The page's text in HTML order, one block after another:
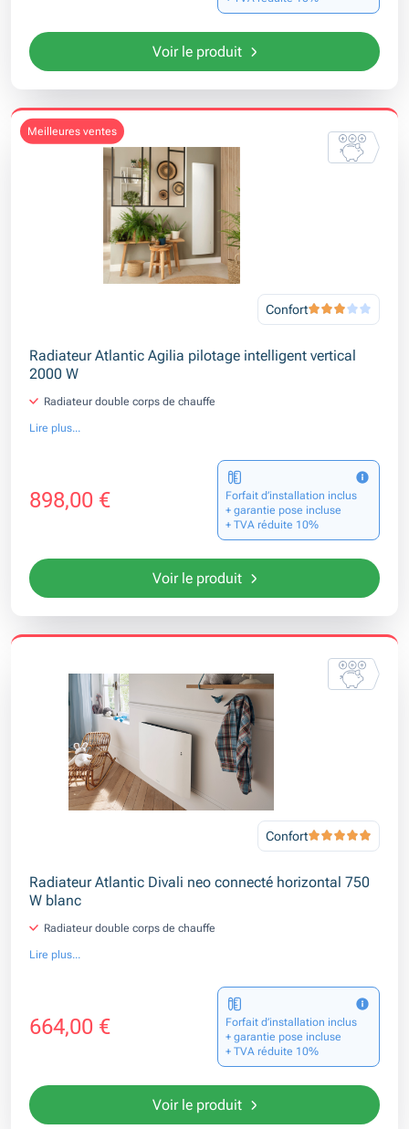
Voir le produit
meilleures ventes
Confort
Radiateur Atlantic Agilia pilotage intelligent vertical
2000 W
Radiateur double corps de chauffe
Lire plus...
898,00 €
Forfait d’installation inclus
+ garantie pose incluse
+ TVA réduite 10%
Voir le produit
Confort
Radiateur Atlantic Divali neo connecté horizontal 750
W blanc
Radiateur double corps de chauffe
Lire plus...
664,00 €
Forfait d’installation inclus
+ garantie pose incluse
+ TVA réduite 10%
Voir le produit